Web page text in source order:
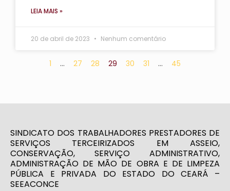
LEIA MAIS »
20 de abril de 2023 Nenhum comentário
1 … 27 28 29 30 31 … 45
SINDICATO DOS TRABALHADORES PRESTADORES DE
SERVIÇOS TERCEIRIZADOS EM ASSEIO,
CONSERVAÇÃO, SERVIÇO ADMINISTRATIVO,
ADMINISTRAÇÃO DE MÃO DE OBRA E DE LIMPEZA
PÚBLICA E PRIVADA DO ESTADO DO CEARÁ –
SEEACONCE